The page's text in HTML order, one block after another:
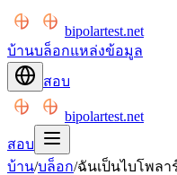
bipolartest.net
บ้านบล็อกแหล่งข้อมูล
สอบ
bipolartest.net
สอบ
บ้าน/บล็อก/ฉันเป็นไบโพลา